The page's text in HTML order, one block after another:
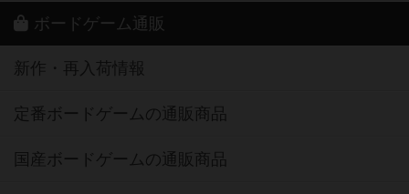
ボードゲーム通販
新作・再入荷情報
定番ボードゲームの通販商品
国産ボードゲームの通販商品